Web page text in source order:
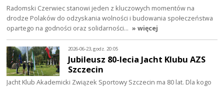
Radomski Czerwiec stanowi jeden z kluczowych momentów na
drodze Polaków do odzyskania wolności i budowania społeczeństwa
opartego na godności oraz solidarności… » więcej
2026-06-23, godz. 20:05
Jubileusz 80-lecia Jacht Klubu AZS
Szczecin
Jacht Klub Akademicki Związek Sportowy Szczecin ma 80 lat. Dla kogo